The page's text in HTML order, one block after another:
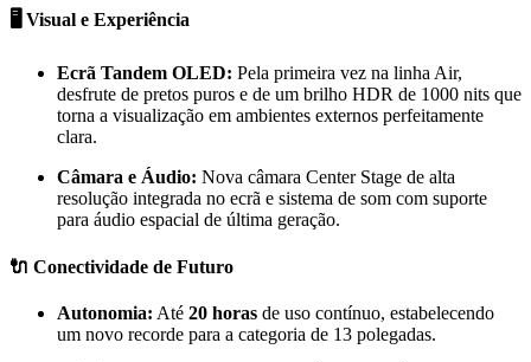
🖥️ Visual e Experiência
Ecrã Tandem OLED: Pela primeira vez na linha Air,
desfrute de pretos puros e de um brilho HDR de 1000 nits que
torna a visualização em ambientes externos perfeitamente
clara.
Câmara e Áudio: Nova câmara Center Stage de alta
resolução integrada no ecrã e sistema de som com suporte
para áudio espacial de última geração.
🔌 Conectividade de Futuro
Autonomia: Até 20 horas de uso contínuo, estabelecendo
um novo recorde para a categoria de 13 polegadas.